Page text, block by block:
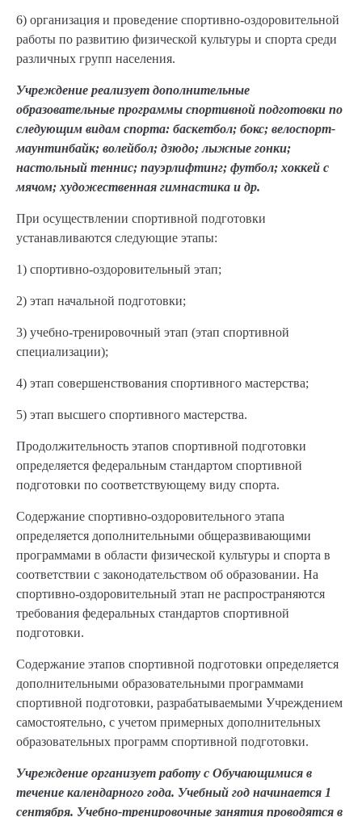
6) организация и проведение спортивно-оздоровительной
работы по развитию физической культуры и спорта среди
различных групп населения.
Учреждение реализует дополнительные
образовательные программы спортивной подготовки по
следующим видам спорта: баскетбол; бокс; велоспорт-
маунтинбайк; волейбол; дзюдо; лыжные гонки;
настольный теннис; пауэрлифтинг; футбол; хоккей с
мячом; художественная гимнастика и др.
При осуществлении спортивной подготовки
устанавливаются следующие этапы:
1) спортивно-оздоровительный этап;
2) этап начальной подготовки;
3) учебно-тренировочный этап (этап спортивной
специализации);
4) этап совершенствования спортивного мастерства;
5) этап высшего спортивного мастерства.
Продолжительность этапов спортивной подготовки
определяется федеральным стандартом спортивной
подготовки по соответствующему виду спорта.
Содержание спортивно-оздоровительного этапа
определяется дополнительными общеразвивающими
программами в области физической культуры и спорта в
соответствии с законодательством об образовании. На
спортивно-оздоровительный этап не распространяются
требования федеральных стандартов спортивной
подготовки.
Содержание этапов спортивной подготовки определяется
дополнительными образовательными программами
спортивной подготовки, разрабатываемыми Учреждением
самостоятельно, с учетом примерных дополнительных
образовательных программ спортивной подготовки.
Учреждение организует работу с Обучающимися в
течение календарного года. Учебный год начинается 1
сентября. Учебно-тренировочные занятия проводятся в